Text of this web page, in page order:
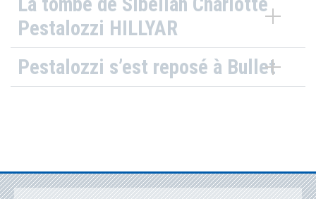
Pestalozzi HILLYAR
Pestalozzi s’est reposé à Bullet